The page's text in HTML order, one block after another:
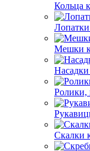
Кольца
Мешки
Насадки
Ролики,
Скалки